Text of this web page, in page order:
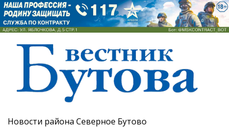
Новости района Северное Бутово